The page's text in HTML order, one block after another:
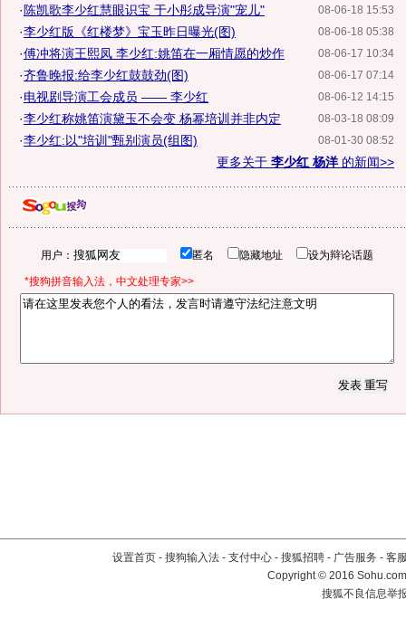
08-06-18 15:53
· 陈凯歌李少红慧眼识宝 于小彤成导演"宠儿"
08-06-18 05:38
·李少红版《红楼梦》宝玉昨日曝光(图)
08-06-17 10:34
·傅冲将演王熙凤 李少红:姚笛在一厢情愿的炒作
08-06-17 07:14
·齐鲁晚报:给李少红鼓鼓劲(图)
08-06-12 14:15
·电视剧导演工会成员 —— 李少红
08-03-18 08:09
·李少红称姚笛演黛玉不会变 杨幂培训并非内定
08-01-30 08:52
·李少红:以"培训"甄别演员(组图)
更多关于 李少红 杨洋的新闻>>
用户： 匿名 隐藏地址 设为辩论话题
*搜狗拼音输入法，中文处理专家>>
设置首页 - 搜狗输入法 - 支付中心 - 搜狐招聘 - 广告服务 - 客
Copyright©2016
搜狐不良信息举